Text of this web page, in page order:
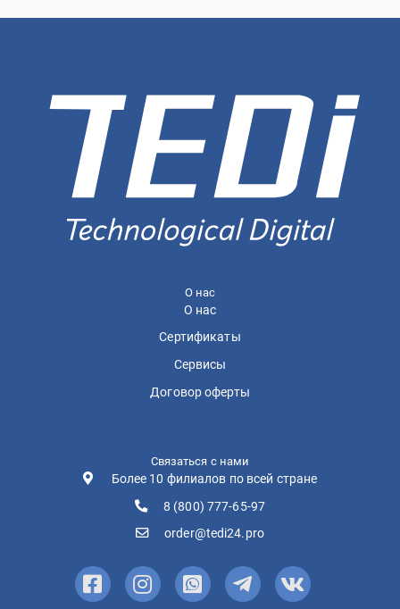
О нас
О нас
Сертификаты
Сервисы
Договор оферты
Связаться с нами
Более 10 филиалов по всей стране
8 (800) 777-65-97
order@tedi24.pro